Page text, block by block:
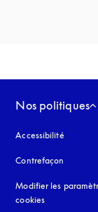
Nos politiques
Accessibilité
Contrefaçon
Modifier les
cookies